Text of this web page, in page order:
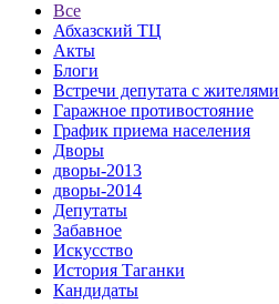
Все
Абхазский ТЦ
Акты
Блоги
Встречи депутата с жителями
Гаражное противостояние
График приема населения
Дворы
дворы-2013
дворы-2014
Депутаты
Забавное
Искусство
История Таганки
Кандидаты